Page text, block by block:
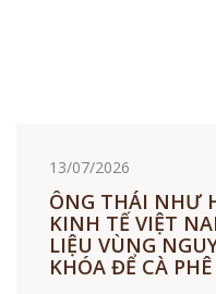
13/07/2026
ÔNG THÁI NHƯ
KINH TẾ VIỆT
LIỆU VÙNG
KHÓA ĐỂ CÀ